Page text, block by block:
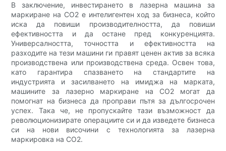
В заключение, инвестирането в лазерна машина за
маркиране на CO2 е интелигентен ход за бизнеса, който
иска да повиши производителността, да повиши
ефективността и да остане пред конкуренцията.
Универсалността, точността и ефективността на
разходите на тези машини ги правят ценен актив за всяка
производствена или производствена среда. Освен това,
като гарантира спазването на стандартите на
индустрията и засилването на имиджа на марката,
машините за лазерно маркиране на CO2 могат да
помогнат на бизнеса да проправи пътя за дългосрочен
успех. Така че, не пропускайте тази възможност да
революционизирате операциите си и да изведете бизнеса
си на нови височини с технологията за лазерна
маркировка на CO2.